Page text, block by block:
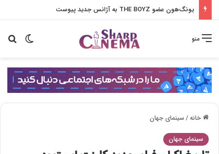
دعوا بزرگ جی سونگ و ها یون کیونگ در شغل آپارتمان
تغییر منو
خانه/سینمای جهان
سینمای جهان